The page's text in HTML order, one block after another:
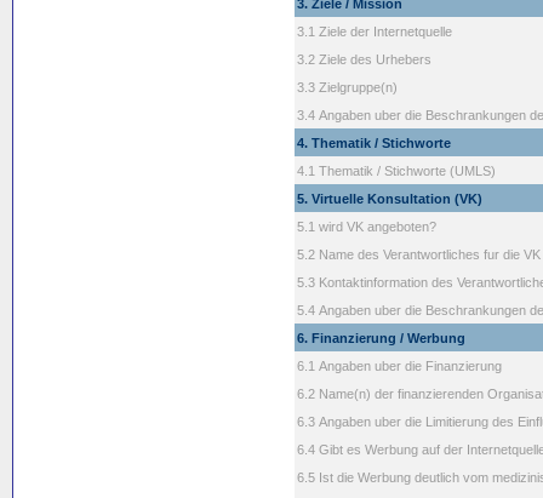
3. Ziele / Mission
3.1 Ziele der Internetquelle
3.2 Ziele des Urhebers
3.3 Zielgruppe(n)
3.4 Angaben uber die Beschrankungen
4. Thematik / Stichworte
4.1 Thematik / Stichworte (UMLS)
5. Virtuelle Konsultation (VK)
5.1 wird VK angeboten?
5.2 Name des Verantwortliches fur die VK
5.3 Kontaktinformation des
5.4 Angaben uber die Beschrankungen
6. Finanzierung / Werbung
6.1 Angaben uber die Finanzierung
6.2 Name(n) der finanzierenden
6.3 Angaben uber die Limitierung des
6.4 Gibt es Werbung auf der
6.5 Ist die Werbung deutlich vom